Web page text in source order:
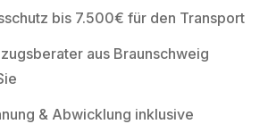
bis 7.500€ für den Transport
aus Braunschweig
& Abwicklung inklusive